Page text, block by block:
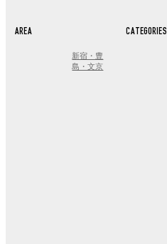
AREA
新宿・豊
島・文京
CATEGORIES